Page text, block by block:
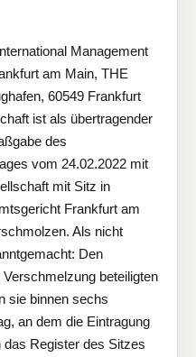
Management
am Main, THE
60549 Frankfurt
ist als übertragender
des
vom 24.02.2022 mit
mit Sitz in
Frankfurt am
Als nicht
Den
beteiligten
sie binnen sechs
an dem die Eintragung
Register des Sitzes